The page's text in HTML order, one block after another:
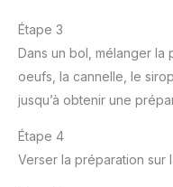
Étape 3
Dans un bol, mélanger
oeufs, la cannelle, le
jusqu’à obtenir une
Étape 4
Verser la préparation sur